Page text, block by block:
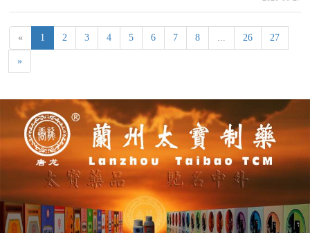
« 1 2 3 4 5 6 7 8 ... 26 27
»